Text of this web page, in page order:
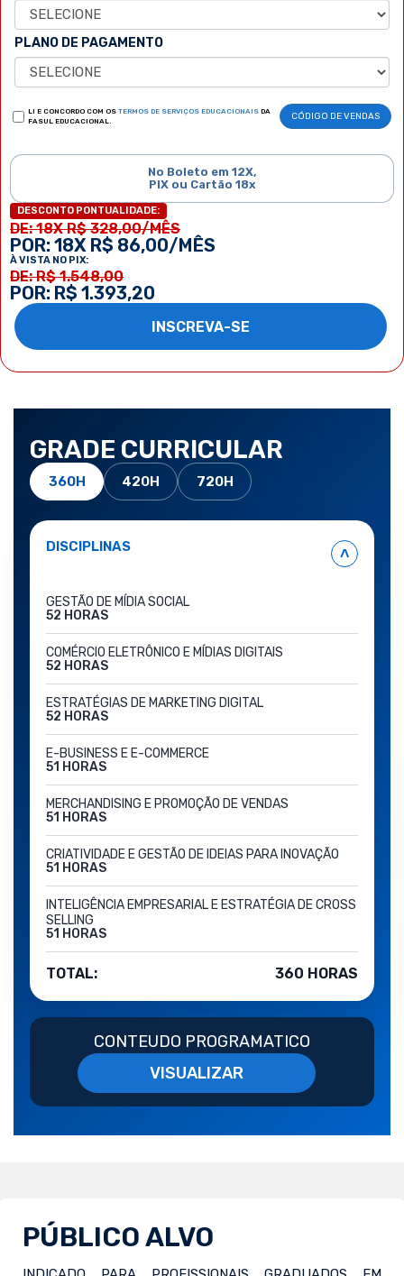
PLANO DE PAGAMENTO
LI E CONCORDO COM OS TERMOS DE SERVIÇOS EDUCACIONAIS DA
FASUL EDUCACIONAL.
CÓDIGO DE VENDAS
No Boleto em 12X,
PIX ou Cartão 18x
DESCONTO PONTUALIDADE:
DE: 18X R$ 328,00/MÊS
POR: 18X R$ 86,00/MÊS
À VISTA NO PIX:
DE: R$ 1.548,00
POR: R$ 1.393,20
INSCREVA-SE
GRADE CURRICULAR
360H 420H 720H
DISCIPLINAS ˄
GESTÃO DE MÍDIA SOCIAL
52 HORAS
COMÉRCIO ELETRÔNICO E MÍDIAS DIGITAIS
52 HORAS
ESTRATÉGIAS DE MARKETING DIGITAL
52 HORAS
E-BUSINESS E E-COMMERCE
51 HORAS
MERCHANDISING E PROMOÇÃO DE VENDAS
51 HORAS
CRIATIVIDADE E GESTÃO DE IDEIAS PARA INOVAÇÃO
51 HORAS
INTELIGÊNCIA EMPRESARIAL E ESTRATÉGIA DE CROSS
SELLING
51 HORAS
TOTAL: 360 HORAS
CONTEUDO PROGRAMATICO
VISUALIZAR
PÚBLICO ALVO